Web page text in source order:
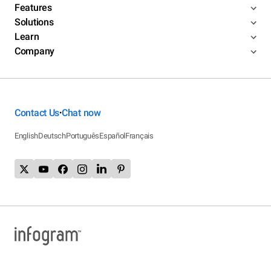
Features
Solutions
Learn
Company
Contact Us•Chat now
EnglishDeutschPortuguêsEspañolFrançais